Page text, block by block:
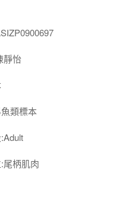
靜怡
類標本
尾柄肌肉